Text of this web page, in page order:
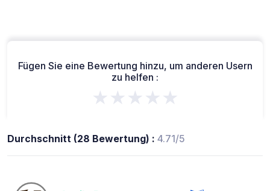
Fügen Sie eine Bewertung hinzu, um anderen Usern
zu helfen :
★★★★★
Durchschnitt (28 Bewertung) : 4.71/5